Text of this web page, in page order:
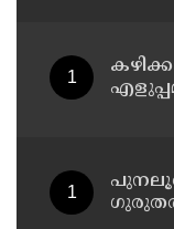
ഗുരുതര